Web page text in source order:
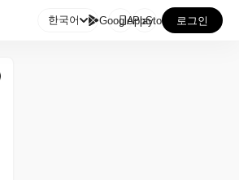
한국어 GooglePlay
AppStore 로그인